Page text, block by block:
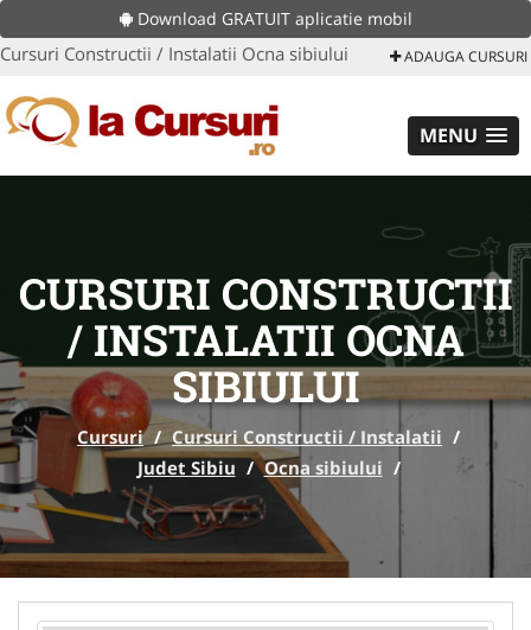
Download GRATUIT aplicatie mobil
Cursuri Constructii / Instalatii Ocna sibiului ADAUGA CURSURI
MENU
CURSURI CONSTRUCTII
/ INSTALATII OCNA
SIBIULUI
Cursuri / Cursuri Constructii / Instalatii /
Judet Sibiu / Ocna sibiului /